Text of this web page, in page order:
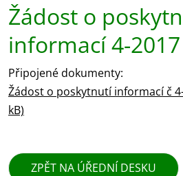
Žádost o
informací 4-2017
Připojené dokumenty:
Žádost o poskytnutí informací č
kB)
ZPĚT NA ÚŘEDNÍ DESKU